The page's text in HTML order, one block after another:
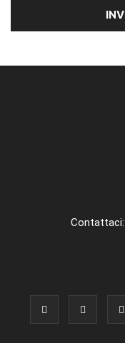
Contattaci: